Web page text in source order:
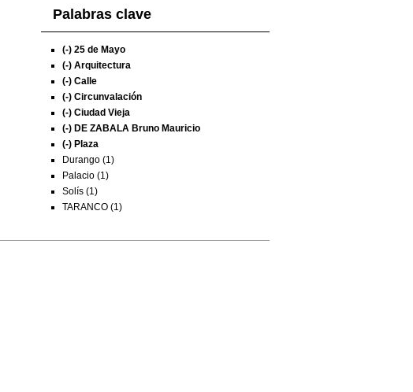
Palabras clave
(-) 25 de Mayo
(-) Arquitectura
(-) Calle
(-) Circunvalación
(-) Ciudad Vieja
(-) DE ZABALA Bruno Mauricio
(-) Plaza
Durango (1)
Palacio (1)
Solís (1)
TARANCO (1)